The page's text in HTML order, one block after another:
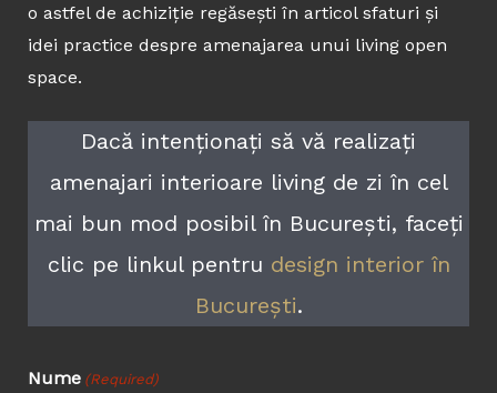
o astfel de achiziție regăsești în articol sfaturi și
idei practice despre amenajarea unui living open
space.
Dacă intenționați să vă realizați
amenajari interioare living de zi în cel
mai bun mod posibil în București, faceți
clic pe linkul pentru design interior în
București.
Nume (Required)
First